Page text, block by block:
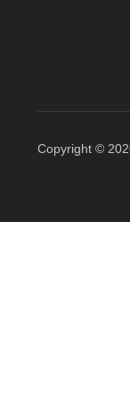
Copyright ©